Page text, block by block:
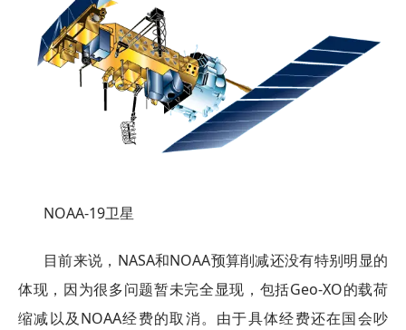
NOAA-19卫星
目前来说，NASA和NOAA预算削减还没有特别明显的
体现，因为很多问题暂未完全显现，包括Geo-XO的载荷
缩减以及NOAA经费的取消。由于具体经费还在国会吵